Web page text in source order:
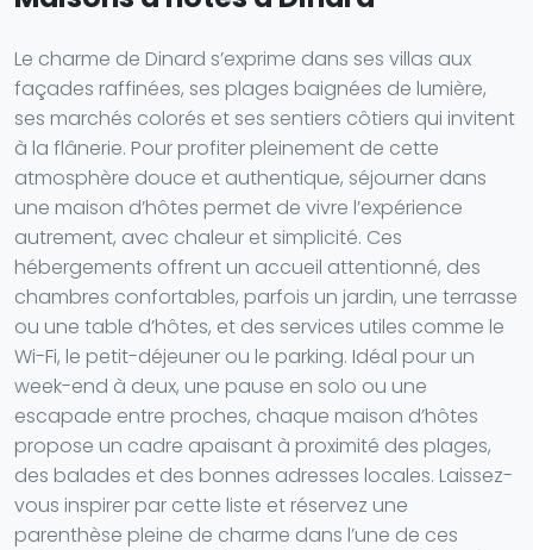
Le charme de Dinard s’exprime dans ses villas aux
façades raffinées, ses plages baignées de lumière,
ses marchés colorés et ses sentiers côtiers qui invitent
à la flânerie. Pour profiter pleinement de cette
atmosphère douce et authentique, séjourner dans
une maison d’hôtes permet de vivre l’expérience
autrement, avec chaleur et simplicité. Ces
hébergements offrent un accueil attentionné, des
chambres confortables, parfois un jardin, une terrasse
ou une table d’hôtes, et des services utiles comme le
Wi-Fi, le petit-déjeuner ou le parking. Idéal pour un
week-end à deux, une pause en solo ou une
escapade entre proches, chaque maison d’hôtes
propose un cadre apaisant à proximité des plages,
des balades et des bonnes adresses locales. Laissez-
vous inspirer par cette liste et réservez une
parenthèse pleine de charme dans l’une de ces